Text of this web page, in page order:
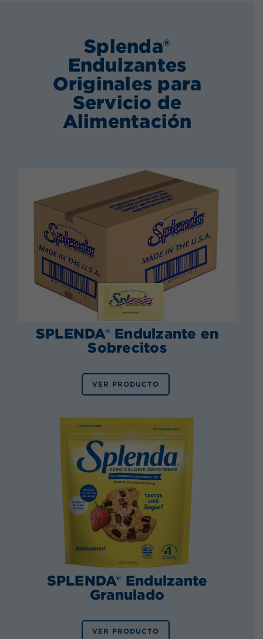
Splenda®
Endulzantes
Originales para
Servicio de
Alimentación
SPLENDA® Endulzante en
Sobrecitos
VER PRODUCTO
SPLENDA® Endulzante
Granulado
VER PRODUCTO